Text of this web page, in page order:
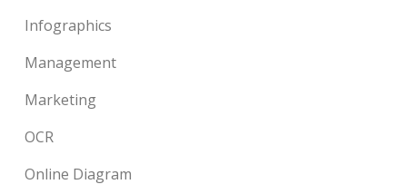
Infographics
Management
Marketing
OCR
Online Diagram